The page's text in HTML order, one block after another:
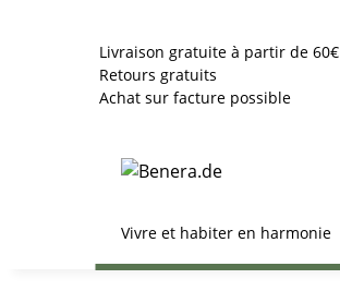
Livraison gratuite à partir de 60€
Retours gratuits
Achat sur facture possible
Vivre et habiter en harmonie